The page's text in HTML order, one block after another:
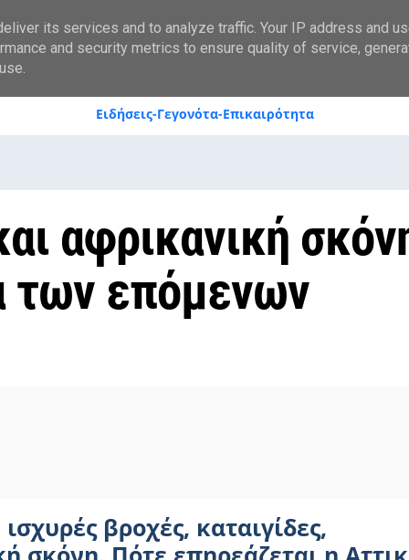
styranews.gr
Ειδήσεις-Γεγονότα-Επικαιρότητα
αφρικανική
των επόμενων
βροχές, καταιγίδες,
its services and to analyze traffic. Your IP address and
and security metrics to ensure quality of service,